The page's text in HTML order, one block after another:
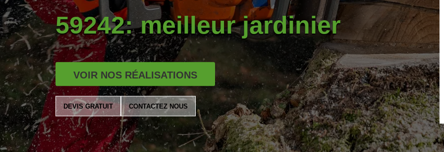
59242: meilleur jardinier
VOIR NOS RÉALISATIONS
DEVIS GRATUIT CONTACTEZ NOUS